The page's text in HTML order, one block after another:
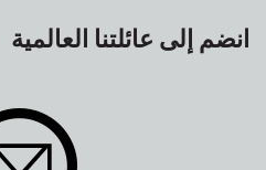
انضم إلى عائلتنا العالمية